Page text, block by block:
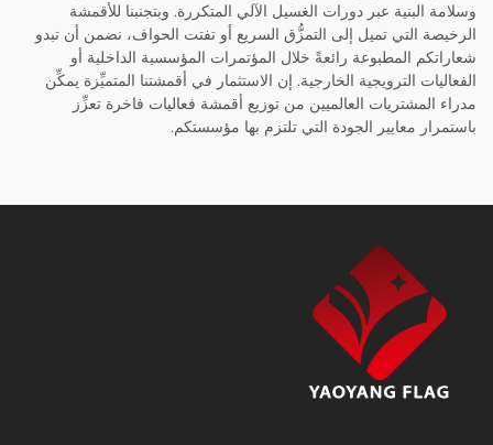
وسلامة البنية عبر دورات الغسيل الآلي المتكررة. وبتجنبنا للأقمشة
الرخيصة التي تميل إلى التمزُّق السريع أو تفتت الحواف، نضمن أن تبدو
شعاراتكم المطبوعة رائعةً خلال المؤتمرات المؤسسية الداخلية أو
الفعاليات الترويجية الخارجية. إن الاستثمار في أقمشتنا المتميِّزة يمكِّن
مدراء المشتريات العالميين من توزيع أقمشة فعاليات فاخرة تعزِّز
باستمرار معايير الجودة التي تلتزم بها مؤسستكم.